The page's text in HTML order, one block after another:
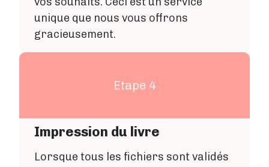
unique que nous vous offrons
gracieusement.
Etape 4
Impression du livre
Lorsque tous les fichiers sont validés